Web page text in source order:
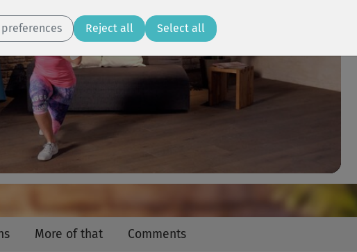
Play
Video
More of that Comments
Reject all Select all